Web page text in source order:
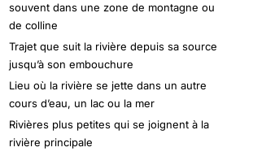
souvent dans une zone de montagne ou
de colline
Trajet que suit la rivière depuis sa source
jusqu’à son embouchure
Lieu où la rivière se jette dans un autre
cours d’eau, un lac ou la mer
Rivières plus petites qui se joignent à la
rivière principale